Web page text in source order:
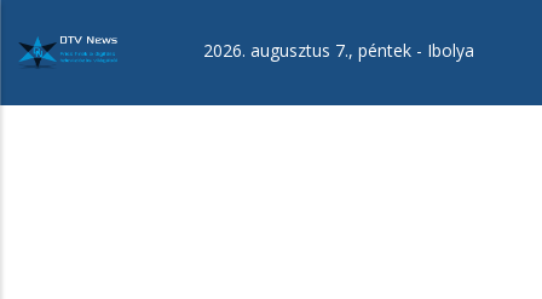
tartalomra
2026. augusztus 7., péntek - Ibolya